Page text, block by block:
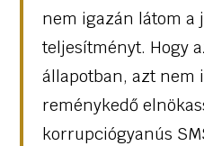
nem igazán látom a
teljesítményt. Hogy
állapotban, azt nem
reménykedő
korrupciógyanús